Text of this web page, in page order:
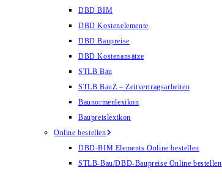
DBD BIM
DBD Kostenelemente
DBD Baupreise
DBD Kostenansätze
STLB Bau
STLB BauZ – Zeitvertragsarbeiten
Baunormenlexikon
Baupreislexikon
Online bestellen
DBD-BIM Elements Online bestellen
STLB-Bau/DBD-Baupreise Online bestellen